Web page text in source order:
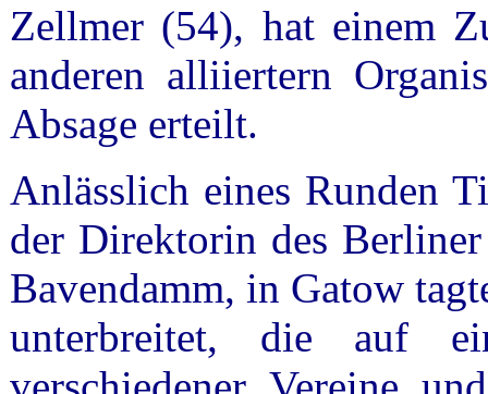
Zellmer (54), hat einem
anderen alliiertern
Absage erteilt.
Anlässlich eines Runden
der Direktorin des
Bavendamm, in Gatow
unterbreitet, die auf